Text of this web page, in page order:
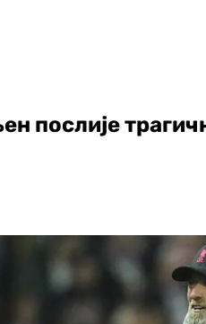
послије